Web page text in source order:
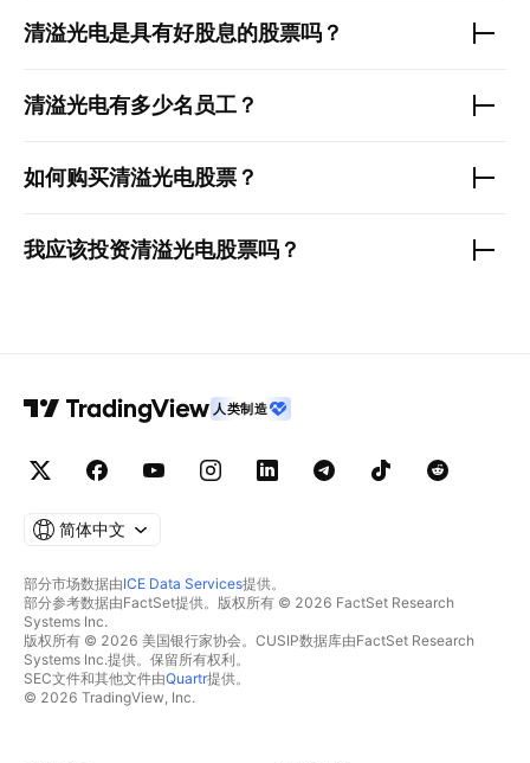
清溢光电是具有好股息的股票吗？
清溢光电有多少名员工？
如何购买清溢光电股票？
我应该投资清溢光电股票吗？
人类制造
简体中文
部分市场数据由ICE Data Services提供。
部分参考数据由FactSet提供。版权所有 © 2026 FactSet Research
Systems Inc.
版权所有 © 2026 美国银行家协会。CUSIP数据库由FactSet Research
Systems Inc.提供。保留所有权利。
SEC文件和其他文件由Quartr提供。
© 2026 TradingView, Inc.